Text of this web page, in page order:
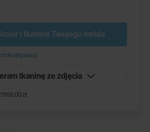
i tkaninę Twojego mebla
konfiguracji
tkaninę ze zdjęcia
zł